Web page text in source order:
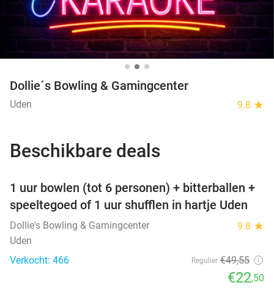
Dollie´s Bowling & Gamingcenter
Uden 9.8 star
Beschikbare deals
1 uur bowlen (tot 6 personen) + bitterballen +
speeltegoed of 1 uur shufflen in hartje Uden
Dollie's Bowling & Gamingcenter 9.8 star
Uden
Verkocht: 466
Regulier €49,55
€22,50